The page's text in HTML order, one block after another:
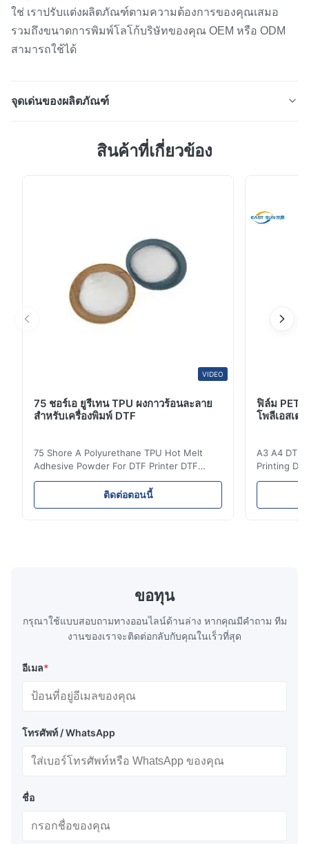
ใช่ เราปรับแต่งผลิตภัณฑ์ตามความต้องการของคุณเสมอ
รวมถึงขนาดการพิมพ์โลโก้บริษัทของคุณ OEM หรือ ODM
สามารถใช้ได้
จุดเด่นของผลิตภัณฑ์
เยี่ยมสำหรับชุดกีฬาและชุดโยคะ ผ้ายืด ▋คำอธิบายฟิล์มกาว
สินค้าที่เกี่ยวข้อง
VIDEO
75 ชอร์เอ ยูรีเทน TPU ผงกาวร้อนละลาย
สำหรับเครื่องพิมพ์ DTF
75 Shore A Polyurethane TPU Hot Melt
Adhesive Powder For DTF Printer DTF
Powder Technical Parameters Bonding
Parameters ( reference only) Temperature
110-130℃ Press 0.5-1.5 kg/cm2 Time 8-20
ติดต่อตอนนี้
ฟิล์ม PET
โพลีเอสเต
A3 A4 DTF
Printing
application
pattern
ขอทุน
กรุณาใช้แบบสอบถามทางออนไลน์ด้านล่าง หากคุณมีคําถาม ทีม
งานของเราจะติดต่อกลับกับคุณในเร็วที่สุด
อีเมล*
โทรศัพท์ / WhatsApp
ชื่อ